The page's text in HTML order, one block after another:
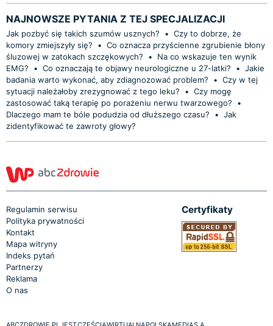
NAJNOWSZE PYTANIA Z TEJ SPECJALIZACJI
Jak pozbyć się takich szumów usznych? • Czy to dobrze, że
komory zmiejszyły się?
• Co oznacza przyścienne zgrubienie błony
śluzowej w zatokach szczękowych?
•
Na co wskazuje ten wynik
EMG?
• Co oznaczają te objawy neurologiczne u 27-latki? • Jakie
badania warto wykonać, aby zdiagnozować problem?
• Czy w tej
sytuacji należałoby zrezygnować z tego leku?
• Czy mogę
zastosować taką terapię po porażeniu nerwu twarzowego?
•
Dlaczego mam te bóle podudzia od dłuższego czasu?
• Jak
zidentyfikować te zawroty głowy?
Regulamin serwisu
Polityka prywatności
Kontakt
Mapa witryny
Indeks pytań
Partnerzy
Reklama
O nas
Certyfikaty